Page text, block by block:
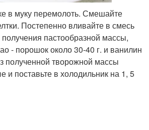
в муку перемолоть. Смешайте
Постепенно вливайте в смесь
пастообразной массы,
- порошок около 30-40 г. и ванилин
полученной творожной массы
и поставьте в холодильник на 1, 5